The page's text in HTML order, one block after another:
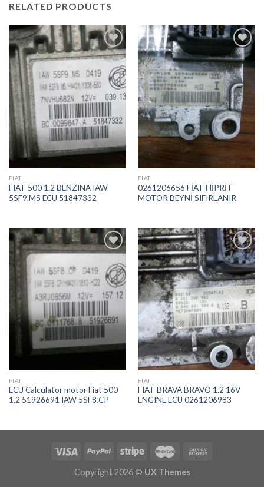
RELATED PRODUCTS
İstek
Listeme
Ekle
FIAT
FIAT 500 1.2 BENZINA IAW
5SF9.MS ECU 51847332
İstek
Listeme
Ekle
FIAT
0261206656 FİAT HİPRİT
MOTOR BEYNİ SIFIRLANIR
İstek
Listeme
Ekle
FIAT
ECU Calculator motor Fiat 500
1.2 51926691 IAW 5SF8.CP
İstek
Listeme
Ekle
FIAT
FIAT BRAVA BRAVO 1.2 16V
ENGINE ECU 0261206983
Copyright 2026 © UX Themes